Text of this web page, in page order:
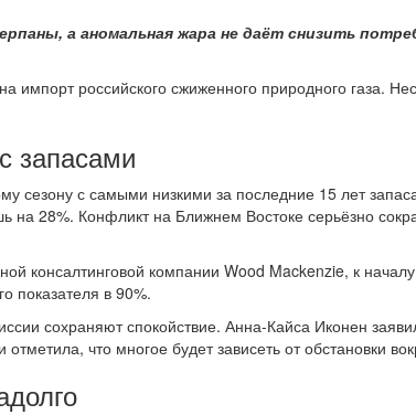
а аномальная жара не даёт снизить
импорт российского сжиженного природного
запасами
сезону с самыми низкими за последние 15 лет
28%. Конфликт на Ближнем Востоке серьёзно
консалтинговой компании Wood Mackenzie, к
показателя в 90%.
сохраняют спокойствие. Анна-Кайса Иконен
что многое будет зависеть от обстановки